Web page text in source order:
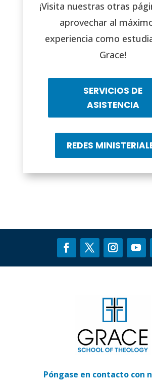
¡Visita nuestras otras
aprovechar al
experiencia como
Grace!
SERVICIOS DE
ASISTENCIA
REDES
Póngase en contacto con